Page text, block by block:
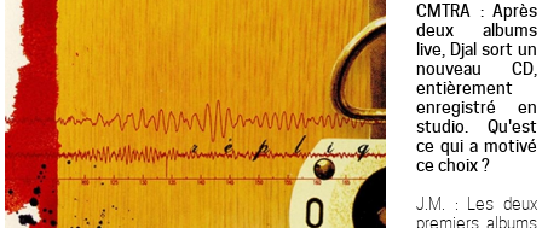
CMTRA : Après
deux albums
live, Djal sort un
nouveau CD,
entièrement
enregistré en
studio. Qu'est
ce qui a motivé
ce choix ?
J.M. : Les deux
premiers albums